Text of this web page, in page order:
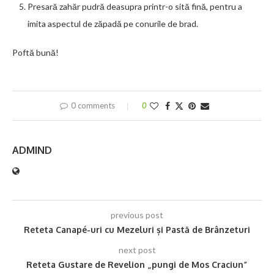
Presară zahăr pudră deasupra printr-o sită fină, pentru a
imita aspectul de zăpadă pe conurile de brad.
Poftă bună!
0 comments 0
ADMIND
previous post
Reteta Canapé-uri cu Mezeluri și Pastă de Brânzeturi
next post
Reteta Gustare de Revelion „pungi de Mos Craciun”